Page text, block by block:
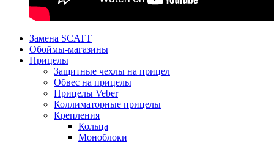
Замена SCATT
Обоймы-магазины
Прицелы
Защитные чехлы на прицел
Обвес на прицелы
Прицелы Veber
Коллиматорные прицелы
Крепления
Кольца
Моноблоки